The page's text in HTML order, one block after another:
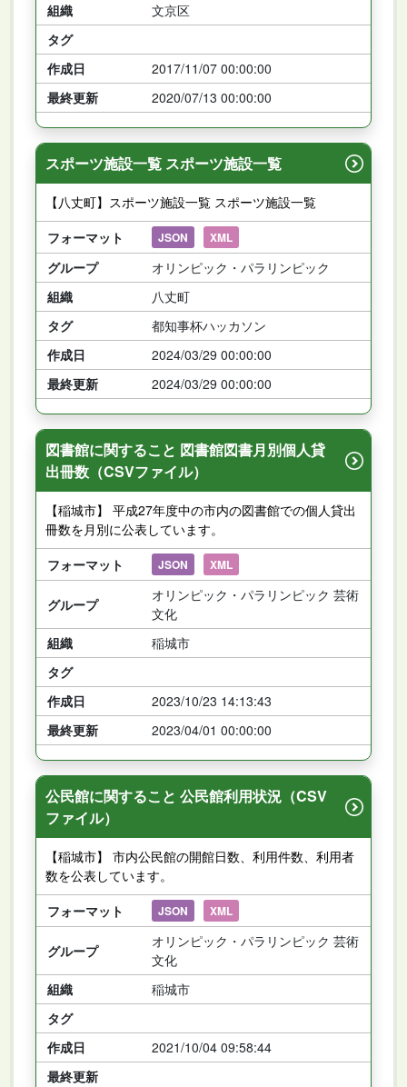
組織
文京区
タグ
作成日
2017/11/07 00:00:00
最終更新
2020/07/13 00:00:00
スポーツ施設一覧 スポーツ施設一覧
【八丈町】スポーツ施設一覧 スポーツ施設一覧
フォーマット
JSON XML
グループ
オリンピック・パラリンピック
組織
八丈町
タグ
都知事杯ハッカソン
作成日
2024/03/29 00:00:00
最終更新
2024/03/29 00:00:00
図書館に関すること 図書館図書月別個人貸
出冊数（CSVファイル）
【稲城市】 平成27年度中の市内の図書館での個人貸出
冊数を月別に公表しています。
フォーマット
JSON XML
グループ
オリンピック・パラリンピック 芸術
文化
組織
稲城市
タグ
作成日
2023/10/23 14:13:43
最終更新
2023/04/01 00:00:00
公民館に関すること 公民館利用状況（CSV
ファイル）
【稲城市】 市内公民館の開館日数、利用件数、利用者
数を公表しています。
フォーマット
JSON XML
グループ
オリンピック・パラリンピック 芸術
文化
組織
稲城市
タグ
作成日
2021/10/04 09:58:44
最終更新